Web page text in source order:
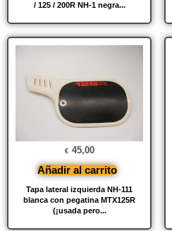
/ 125 / 200R NH-1 negra...
Tapa lateral izquierda NH-111
blanca con pegatina MTX125R
(¡usada pero...
€ 45,00
Añadir al carrito